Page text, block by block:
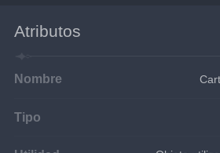
Atributos
Nombre
Tipo